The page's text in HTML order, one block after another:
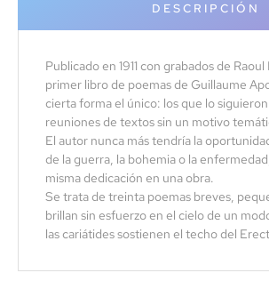
DESCRIPCIÓN
Publicado en 1911 con grabados de
primer libro de poemas de Guillaume
cierta forma el único: los que lo
reuniones de textos sin un motivo
El autor nunca más tendría la
de la guerra, la bohemia o la
misma dedicación en una obra.
Se trata de treinta poemas breves,
brillan sin esfuerzo en el cielo de un
las cariátides sostienen el techo del